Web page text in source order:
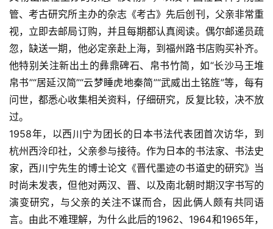
管、考古研究所主办的杂志《考古》先后创刊，父亲非常重
视，立即去邮局订购，并且每期都认真阅读。偶尔邮递员疏
忽，缺送一期，他必定亲赴上海，到福州路书店购买补齐。
他特别关注新出土的彝鼎碑石、帛书竹简，如“长沙马王堆
帛书”“居延汉简”“云梦睡虎地秦简”“武威出土铭旌”等，每有
问世，都悉心收集相关资料，仔细研究，反复比较，决不放
过。
1958年，以西川宁为团长的日本书法代表团首次访华，到
杭州西泠印社，父亲参与接待。作为日本的书法家、书法史
家，西川宁先生的博士论文《晋代墨迹の书道史的研究》当
时尚未发表，但他对两汉、晋、以及南北朝时期汉字书写的
演变研究，与父亲的关注不谋而合，因此俩人颇有共同语
言。由此不难理解，为什么此后的1962、1964和1965年，